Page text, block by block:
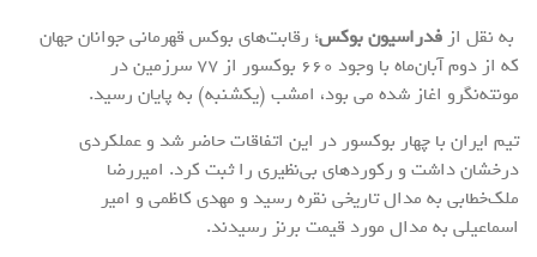
به نقل از فدراسیون بوکس؛ رقابت‌های بوکس قهرمانی جوانان جهان
که از دوم آبان‌ماه با وجود ۶۶۰ بوکسور از ۷۷ سرزمین در
مونته‌نگرو اغاز شده می بود، امشب (یکشنبه) به پایان ‌رسید.
تیم ایران با چهار بوکسور در این اتفاقات حاضر شد و عملکردی
درخشان داشت و رکوردهای بی‌نظیری را ثبت کرد. امیررضا
ملک‌خطابی به مدال تاریخی نقره رسید و مهدی کاظمی و امیر
اسماعیلی به مدال مورد قیمت‌ برنز رسیدند.